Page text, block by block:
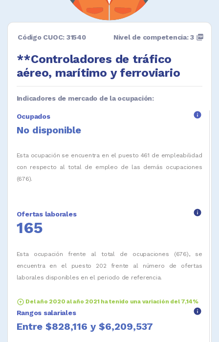
Código CUOC: 31540
**Controladores de tráfico
aéreo, marítimo y ferroviario
Nivel de competencia: 3 picture_as_pdf
Indicadores de mercado de la ocupación:
Ocupados info
No disponible
Esta ocupación se encuentra en el puesto 461 de empleabilidad
con respecto al total de empleo de las demás ocupaciones
(676).
Ofertas laborales info
165
Esta ocupación frente al total de ocupaciones (676), se
encuentra en el puesto 202 frente al número de ofertas
laborales disponibles en el periodo de referencia.
arrow_circle_up Del año 2020 al año 2021 ha tenido una variación del 7,14%
Rangos salariales info
Entre $828,116 y $6,209,537